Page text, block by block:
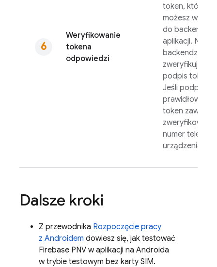
Weryfikowanie
tokena
odpowiedzi
token, który
możesz wysłać
do backendu
aplikacji. Na
backendzie
zweryfikuj
podpis tokena.
Jeśli podpis
prawidłowy,
token zawiera
zweryfikowany
numer telefonu
urządzenia.
Dalsze kroki
Z przewodnika Rozpoczęcie pracy
z Androidem dowiesz się, jak testować
Firebase PNV w aplikacji na Androida
w trybie testowym bez karty SIM.